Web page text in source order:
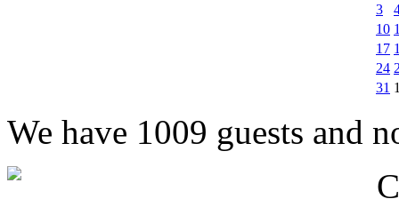
3
10
17
24
31
We have 1009 guests and